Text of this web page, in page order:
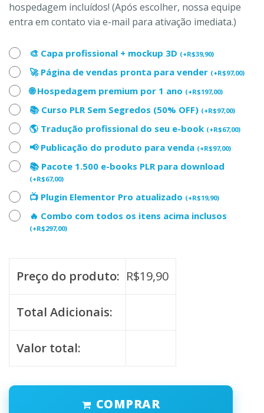
hospedagem incluídos! (Após escolher, nossa equipe
entra em contato via e-mail para ativação imediata.)
🎨 Capa profissional + mockup 3D (+R$39,90)
🚀 Página de vendas pronta para vender (+R$97,00)
🌐 Hospedagem premium por 1 ano (+R$197,00)
📚 Curso PLR Sem Segredos (50% OFF) (+R$97,00)
🌎 Tradução profissional do seu e-book (+R$67,00)
📢 Publicação do produto para venda (+R$97,00)
📚 Pacote 1.500 e-books PLR para download
(+R$67,00)
📺 Plugin Elementor Pro atualizado (+R$19,90)
🔥 Combo com todos os itens acima inclusos
(+R$297,00)
Preço do produto: R$19,90
Total Adicionais:
Valor total:
COMPRAR